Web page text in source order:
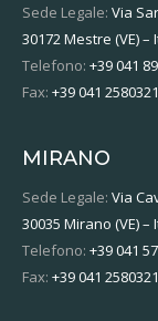
Sede Legale: Via
30172 Mestre (VE) –
Telefono: +39 041
Fax: +39 041 2580321
MIRANO
Sede Legale: Via
30035 Mirano (VE) –
Telefono: +39 041
Fax: +39 041 2580321